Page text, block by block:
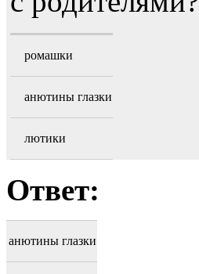
ромашки
анютины глазки
лютики
Ответ:
анютины глазки